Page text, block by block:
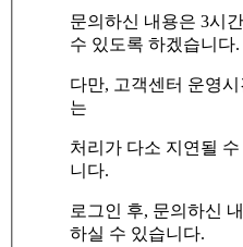
문의하신 내용은 3시
수 있도록 하겠습니다.
다만, 고객센터 운영시
는
처리가 다소 지연될
니다.
로그인 후, 문의하신
하실 수 있습니다.